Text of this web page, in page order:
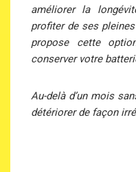
améliorer la
profiter de ses
propose cette
conserver votre
Au-delà d’un mois
détériorer de façon